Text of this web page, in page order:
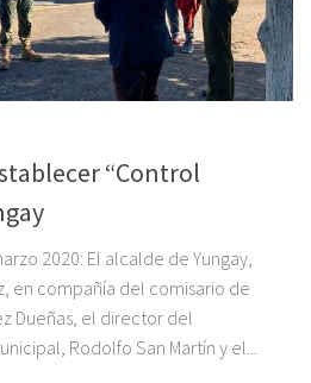
“Control
2020: El alcalde de Yungay,
en compañía del comisario de
Dueñas, el director del
Rodolfo San Martín y el...